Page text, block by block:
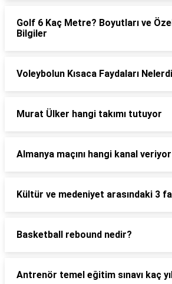
Golf 6 Kaç Metre? Boyutları ve
Bilgiler
Voleybolun Kısaca Faydaları
Murat Ülker hangi takımı tutuyor
Almanya maçını hangi kanal veriyor
Kültür ve medeniyet arasındaki 3
Basketball rebound nedir?
Antrenör temel eğitim sınavı kaç